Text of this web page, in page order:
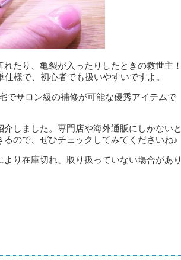
たり、亀裂が入ったりしたときの救世主！
様で、初心者でも扱いやすいですよ。
でサロン級の補修が可能な優秀アイテムで
しました。専門店や海外通販にしかないと
ので、ぜひチェックしてみてくださいね♪
り在庫切れ、取り扱っていない場合があり